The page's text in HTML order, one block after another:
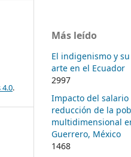
.
Más leído
El indigenismo y
arte en el Ecuador
2997
Impacto del
reducción de la
multidimensional
Guerrero, México
1468